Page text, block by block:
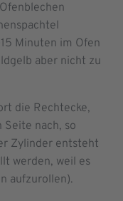
Minuten im Ofen
aber nicht zu
die Rechtecke,
nach, so
Zylinder entsteht
werden, weil es
aufzurollen).